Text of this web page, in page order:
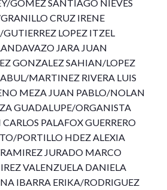
GOMEZ SANTIAGO NIEVES
CRUZ IRENE
LOPEZ ITZEL
JARA JUAN
GONZALEZ SAHIAN/LOPEZ
MARTINEZ RIVERA LUIS
MEZA JUAN PABLO/NOLAN
GUADALUPE/ORGANISTA
PALAFOX GUERRERO
PORTILLO HDEZ ALEXIA
JURADO MARCO
VALENZUELA DANIELA
IBARRA ERIKA/RODRIGUEZ